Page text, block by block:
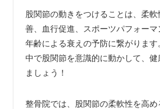
股関節の動きをつけることは、柔
善、血行促進、スポーツパフォー
年齢による衰えの予防に繋がりま
中で股関節を意識的に動かして、
ましょう！
整骨院では、股関節の柔軟性を高